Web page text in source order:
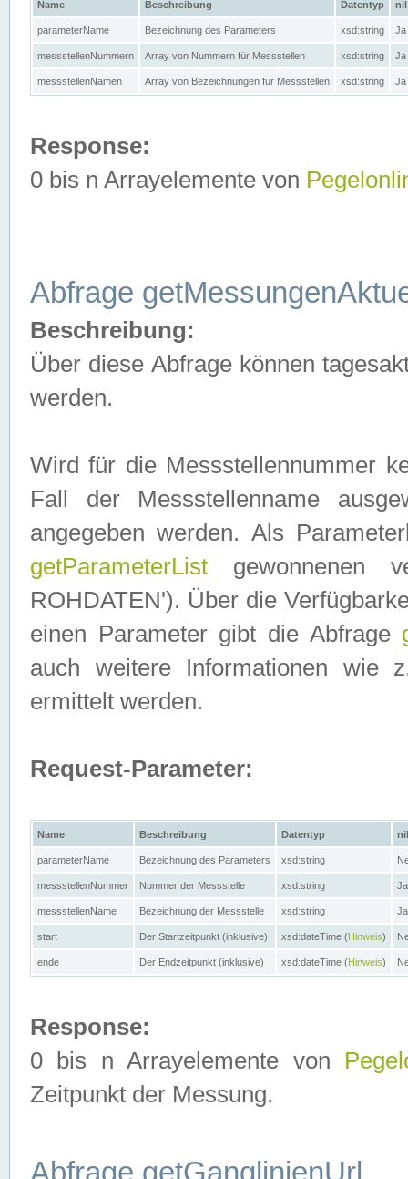
Name Beschreibung Datentyp nil
parameterName Bezeichnung des Parameters xsd:string Ja
messstellenNummern Array von Nummern für Messstellen xsd:string Ja
messstellenNamen Array von Bezeichnungen für Messstellen xsd:string Ja
Response:
0 bis n Arrayelemente von
Abfrage
Beschreibung:
Über diese Abfrage können
werden.
Wird für die Messstellennummer
Fall der Messstellenname
angegeben werden. Als
getParameterList gewonnenen
ROHDATEN'). Über die
einen Parameter gibt die Abfrage
auch weitere Informationen wie
ermittelt werden.
Request-Parameter:
Name Beschreibung Datentyp nil
parameterName Bezeichnung des Parameters xsd:string
messstellenNummer Nummer der Messstelle xsd:string Ja
messstellenName Bezeichnung der Messstelle xsd:string Ja
start Der Startzeitpunkt (inklusive) xsd:dateTime (Hinweis)
ende Der Endzeitpunkt (inklusive) xsd:dateTime (Hinweis)
Response:
0 bis n Arrayelemente von
Zeitpunkt der Messung.